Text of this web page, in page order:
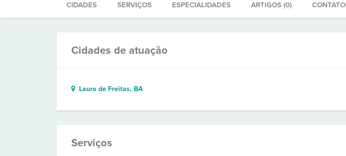
CIDADES SERVIÇOS ESPECIALIDADES ARTIGOS (0) CONTATO
Cidades de atuação
Lauro de Freitas, BA
Serviços